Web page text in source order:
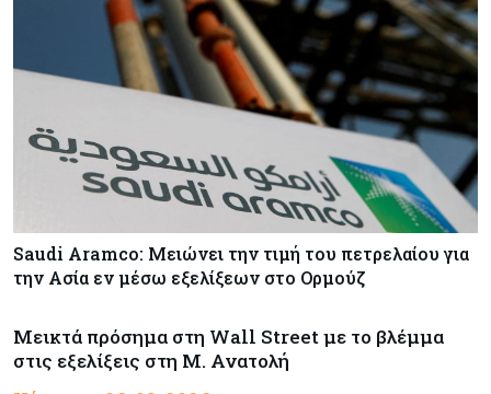
Saudi Aramco: Μειώνει την τιμή του πετρελαίου για
την Ασία εν μέσω εξελίξεων στο Ορμούζ
Μεικτά πρόσημα στη Wall Street με το βλέμμα
στις εξελίξεις στη Μ. Ανατολή